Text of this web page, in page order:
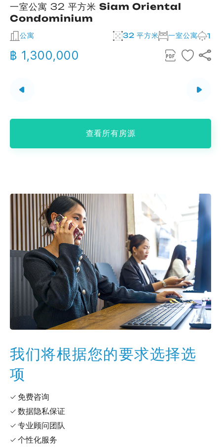
一室公寓 32 平方米 Siam Oriental
Condominium
公寓 32 平方米 一室公寓 1
฿ 1,300,000
查看所有房源
我们将根据您的要求选择选
项
✓ 免费咨询
✓ 数据隐私保证
✓ 专业顾问团队
✓ 个性化服务